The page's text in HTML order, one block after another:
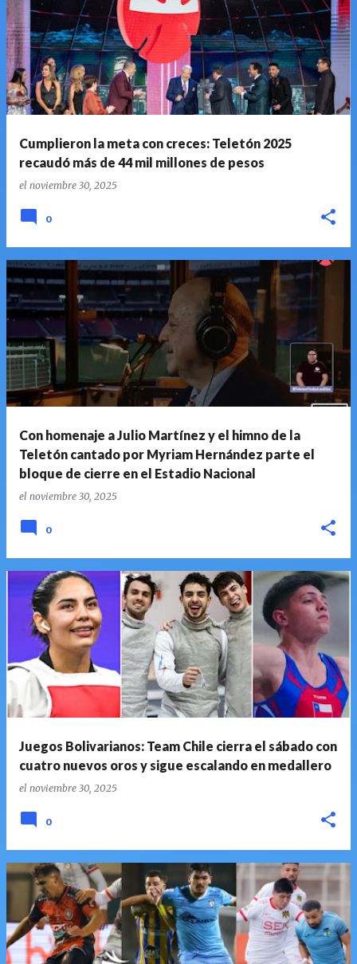
Cumplieron la meta con creces: Teletón 2025
recaudó más de 44 mil millones de pesos
el noviembre 30, 2025
0
Con homenaje a Julio Martínez y el himno de la
Teletón cantado por Myriam Hernández parte el
bloque de cierre en el Estadio Nacional
el noviembre 30, 2025
0
Juegos Bolivarianos: Team Chile cierra el sábado con
cuatro nuevos oros y sigue escalando en medallero
el noviembre 30, 2025
0